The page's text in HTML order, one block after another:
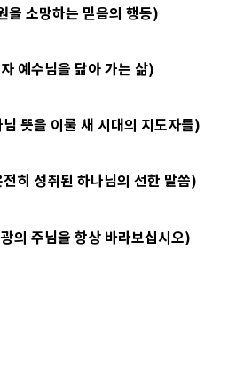
을 소망하는 믿음의 행동)
예수님을 닮아 가는 삶)
뜻을 이룰 새 시대의 지도자들)
히 성취된 하나님의 선한 말씀)
의 주님을 항상 바라보십시오)